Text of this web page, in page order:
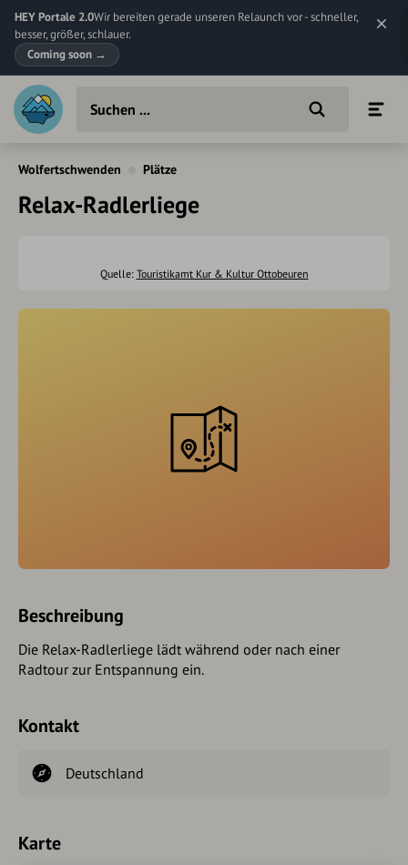
HEY Portale 2.0Wir bereiten gerade unseren Relaunch vor - schneller,
besser, größer, schlauer.
Coming soon →
Wolfertschwenden Plätze
Relax-Radlerliege
Quelle: Touristikamt Kur & Kultur Ottobeuren
Beschreibung
Die Relax-Radlerliege lädt während oder nach einer
Radtour zur Entspannung ein.
Kontakt
Deutschland
Karte